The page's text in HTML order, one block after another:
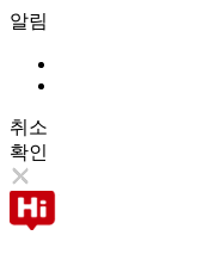
알림
취소
확인